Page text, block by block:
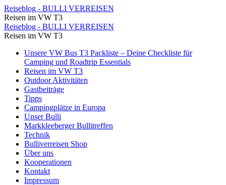
Die
Donau
⋆
Reiseblog
BULLI
VERREISEN
Reiseblog - BULLI VERREISEN
Reisen im VW T3
Die
Donau
Reiseblog
BULLI
VERREISEN
Reiseblog - BULLI VERREISEN
Reisen im VW T3
Skip
content
Unsere VW Bus T3 Packliste – Deine Checkliste für
Camping und Roadtrip Essentials
Reisen im VW T3
Outdoor Aktivitäten
Gastbeiträge
Tipps
Campingplätze in Europa
Unser Bulli
Markkleeberger Bullitreffen
Technik
Bulliverreisen Shop
Über uns
Kooperationen
Kontakt
Impressum